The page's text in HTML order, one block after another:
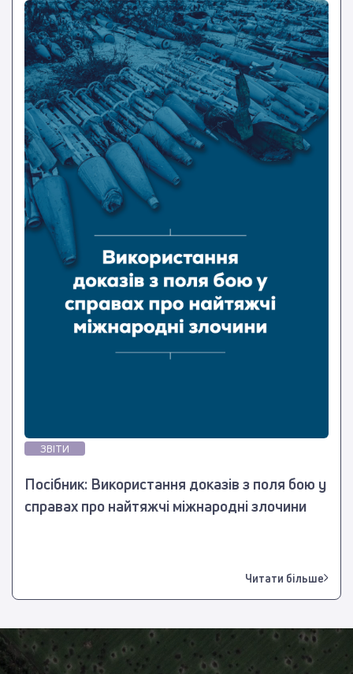
ЗВІТИ
Посібник: Використання доказів з поля бою у
справах про найтяжчі міжнародні злочини
Читати більше